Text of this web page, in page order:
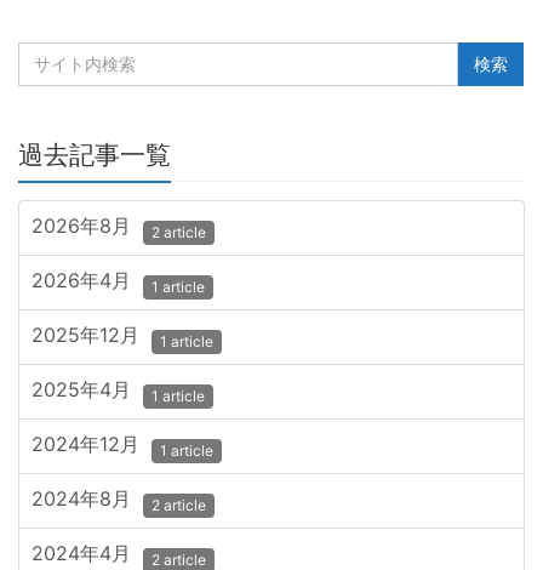
過去記事一覧
2026年8月 2 article
2026年4月 1 article
2025年12月 1 article
2025年4月 1 article
2024年12月 1 article
2024年8月 2 article
2024年4月 2 article